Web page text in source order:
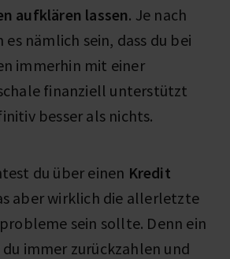
aufklären lassen. Je nach
nämlich sein, dass du bei
immerhin mit einer
finanziell unterstützt
besser als nichts.
du über einen Kredit
aber wirklich die allerletzte
sein sollte. Denn ein
immer zurückzahlen und